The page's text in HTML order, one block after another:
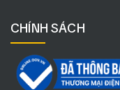
CHÍNH SÁCH